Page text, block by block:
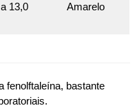
13,0 Amarelo
fenolftaleína, bastante